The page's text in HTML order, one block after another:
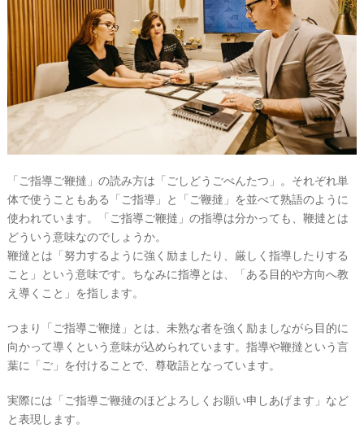
「ご指導ご鞭撻」の読み方は「ごしどうごべんたつ」。それぞれ単
体で使うこともある「ご指導」と「ご鞭撻」を並べて熟語のように
使われています。「ご指導ご鞭撻」の指導は分かっても、鞭撻とは
どういう意味なのでしょうか。
鞭撻とは「努力するように強く励ましたり、厳しく指導したりする
こと」という意味です。ちなみに指導とは、「ある目的や方向へ教
え導くこと」を指します。
つまり「ご指導ご鞭撻」とは、未熟な者を強く励ましながら目的に
向かって導くという意味が込められています。指導や鞭撻という言
葉に「ご」を付けることで、尊敬語となっています。
実際には「ご指導ご鞭撻のほどよろしくお願い申しあげます」など
と表現します。
ウ
ェ
デ
ィ
ン
グ
フ
ォ